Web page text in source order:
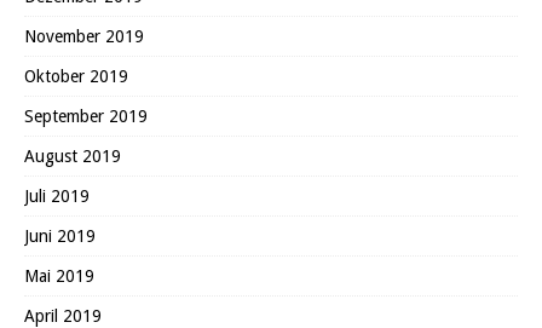
November 2019
Oktober 2019
September 2019
August 2019
Juli 2019
Juni 2019
Mai 2019
April 2019